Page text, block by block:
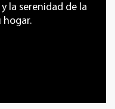
​​la serenidad de la
hogar.